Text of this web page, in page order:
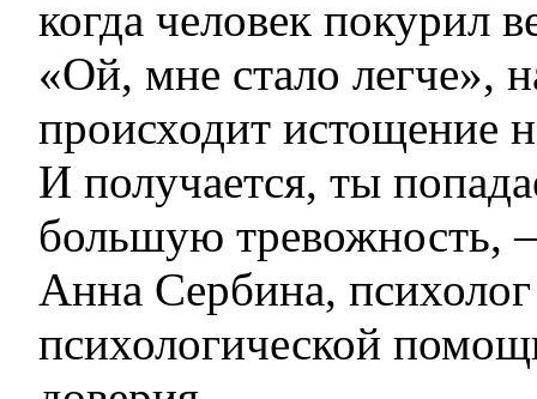
когда человек покурил
«Ой, мне стало легче»,
происходит истощение
И получается, ты
большую тревожность,
Анна Сербина,
психологической